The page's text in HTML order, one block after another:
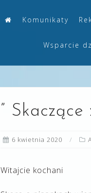
Komunikaty
Wsparcie
”
6 kwietnia 2020
Witajcie kochani